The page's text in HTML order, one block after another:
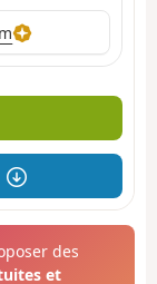
des
et